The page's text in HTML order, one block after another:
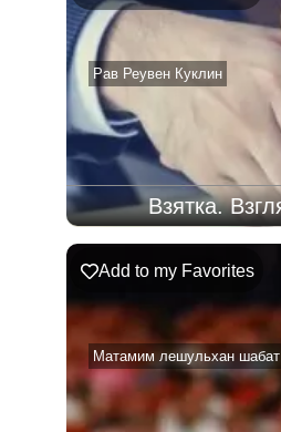
15.08.2026
Рав Реувен Куклин
Взятка.
Матамим лешульхан шабат
Add to my Favorites